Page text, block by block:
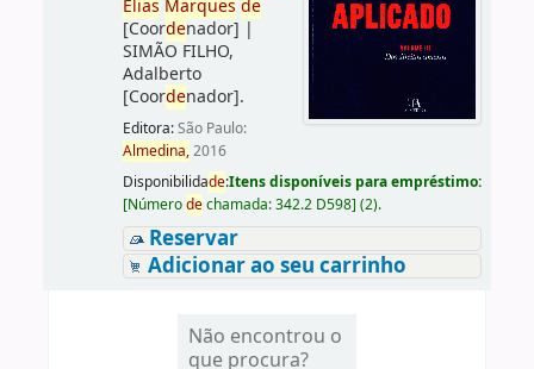
Elias Marques de
[Coordenador] |
SIMÃO FILHO,
Adalberto
[Coordenador].
Editora:São Paulo:
Almedina,2016
Disponibilidade:Itens disponíveis para empréstimo:
[Númerodechamada:342.2 D598] (2).
Reservar
Adicionar ao seu carrinho
Não encontrou o
que procura?